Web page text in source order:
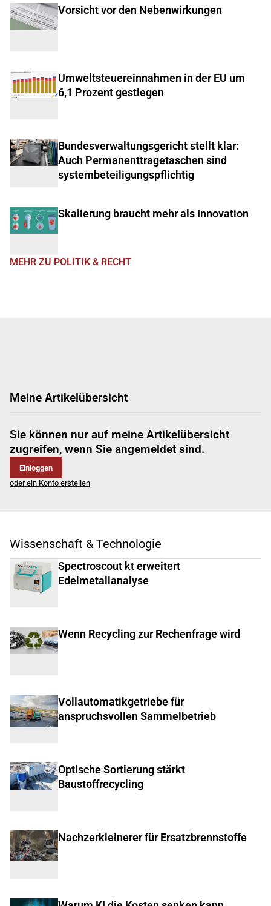
Vorsicht vor den Nebenwirkungen
Umweltsteuereinnahmen in der EU um
6,1 Prozent gestiegen
Bundesverwaltungsgericht stellt klar:
Auch Permanenttragetaschen sind
systembeteiligungspflichtig
Skalierung braucht mehr als Innovation
MEHR ZU POLITIK & RECHT
Meine Artikelübersicht
Sie können nur auf meine Artikelübersicht
zugreifen, wenn Sie angemeldet sind.
Einloggen
oder ein Konto erstellen
Wissenschaft & Technologie
Spectroscout kt erweitert
Edelmetallanalyse
Wenn Recycling zur Rechenfrage wird
Vollautomatikgetriebe für
anspruchsvollen Sammelbetrieb
Optische Sortierung stärkt
Baustoffrecycling
Nachzerkleinerer für Ersatzbrennstoffe